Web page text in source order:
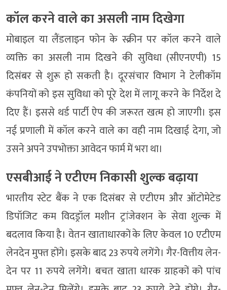
कॉल करने वाले का असली नाम दिखेगा
मोबाइल या लैंडलाइन फोन के स्क्रीन पर कॉल करने वाले
व्यक्ति का असली नाम दिखने की सुविधा (सीएनएपी) 15
दिसंबर से शुरू हो सकती है। दूरसंचार विभाग ने टेलीकॉम
कंपनियों को इस सुविधा को पूरे देश में लागू करने के निर्देश दे
दिए हैं। इससे थर्ड पार्टी ऐप की जरूरत खत्म हो जाएगी। इस
नई प्रणाली में कॉल करने वाले का वही नाम दिखाई देगा, जो
उसने अपने उपभोक्ता आवेदन फार्म में भरा था।
एसबीआई ने एटीएम निकासी शुल्क बढ़ाया
भारतीय स्टेट बैंक ने एक दिसंबर से एटीएम और ऑटोमेटेड
डिपॉजिट कम विदड्रॉल मशीन ट्रांजेक्शन के सेवा शुल्क में
बदलाव किया है। वेतन खाताधारकों के लिए केवल 10 एटीएम
लेनदेन मुफ्त होंगे। इसके बाद 23 रुपये लगेंगे। गैर-वित्तीय लेन-
देन पर 11 रुपये लगेंगे। बचत खाता धारक ग्राहकों को पांच